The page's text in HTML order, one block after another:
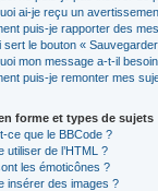
ai-je reçu un
puis-je rapporter des
sert le bouton «
mon message a-t-il
puis-je remonter mes
forme et types de sujets
ce que le BBCode ?
utiliser de l’HTML ?
les émoticônes ?
insérer des images ?